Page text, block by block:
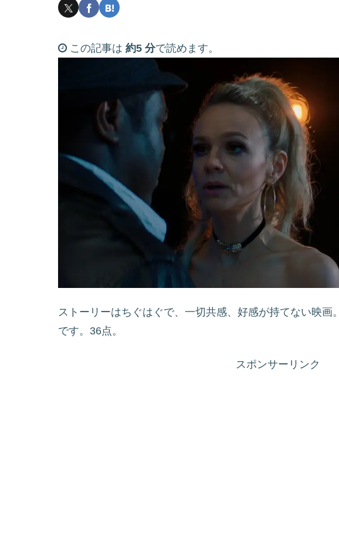
この記事は 約5 分で読めます。
ストーリーはちぐはぐで、一切共感、好感が持てない映画
です。36点。
スポンサーリンク